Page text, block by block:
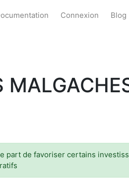
Connexion Blog
part de favoriser certains